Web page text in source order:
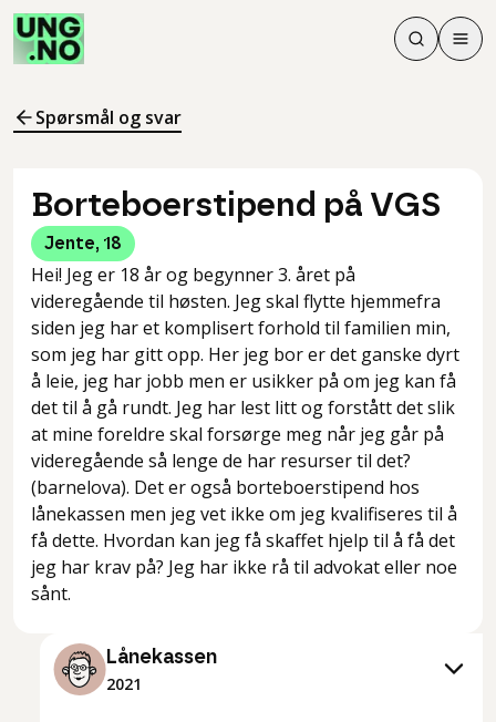
Søk
Søk
Meny
Spørsmål og svar
Borteboerstipend på VGS
Jente, 18
Hei! Jeg er 18 år og begynner 3. året på
videregående til høsten. Jeg skal flytte hjemmefra
siden jeg har et komplisert forhold til familien min,
som jeg har gitt opp. Her jeg bor er det ganske dyrt
å leie, jeg har jobb men er usikker på om jeg kan få
det til å gå rundt. Jeg har lest litt og forstått det slik
at mine foreldre skal forsørge meg når jeg går på
videregående så lenge de har resurser til det?
(barnelova). Det er også borteboerstipend hos
lånekassen men jeg vet ikke om jeg kvalifiseres til å
få dette. Hvordan kan jeg få skaffet hjelp til å få det
jeg har krav på? Jeg har ikke rå til advokat eller noe
sånt.
Lånekassen
2021